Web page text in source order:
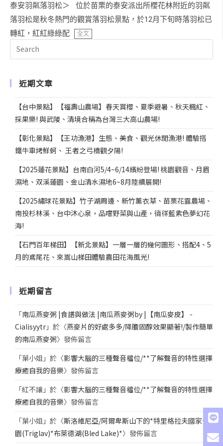
泰安羽粼落羽松＞ 位於苗栗的泰安派出所櫻花林附近的羽粼
落羽松是秋冬熱門的觀賞落羽松景點，於12月下旬時落羽松已
轉紅，紅紅綠綠配
全文
近期文章
【台中景點】【福壽山農場】春天賞櫻、夏季避暑、秋天楓紅、
採果樂! 與武陵、清境合稱為台灣三大高山農場!
【彰化景點】【王功漁港】生態、美食、觀光休閒漁港! 體驗搭
鐵牛車烤鮮蚵、 王者之弓橋觀夕陽!
【2025蓮花景點】台南白河5/4~6/14繽紛登場! 桃園觀音、月眉
濕地、双溪蓮園、金山清水濕地6~8月陸續展開!
【2025繡球花景點】竹子湖周邊、新竹薰衣草、苗栗花露農場、
南投杉林溪、台中沐心泉，品嚐野菜與山產，徜徉藍紫色夢幻花
海!
【石門百年梯田】【新北景點】一層一層的幾何圖形、搭配4、5
月的鳶尾花、來嵩山梯田體驗農田花海風光!
近期留言
「南瓜燕麥粥 |食譜與做法 |南瓜燕麥粥by |【南瓜麥皮】 -
Cialisyytr 」於〈燕麥片的好處多多/降膽固醇效果顯著!/製作簡單
的南瓜燕麥粥〉發佈留言
「葉小姐 」於〈影響大腦的三種聲音檔位/**了解聲音的特性選擇
療癒自我的音樂〉發佈留言
「紅不讓 」於〈影響大腦的三種聲音檔位/**了解聲音的特性選擇
療癒自我的音樂〉發佈留言
「葉小姐 」於〈斯洛維尼亞/阿爾卑斯山下的*特里格拉夫國家公
園(Triglav)*布萊德湖(Bled Lake)*〉發佈留言